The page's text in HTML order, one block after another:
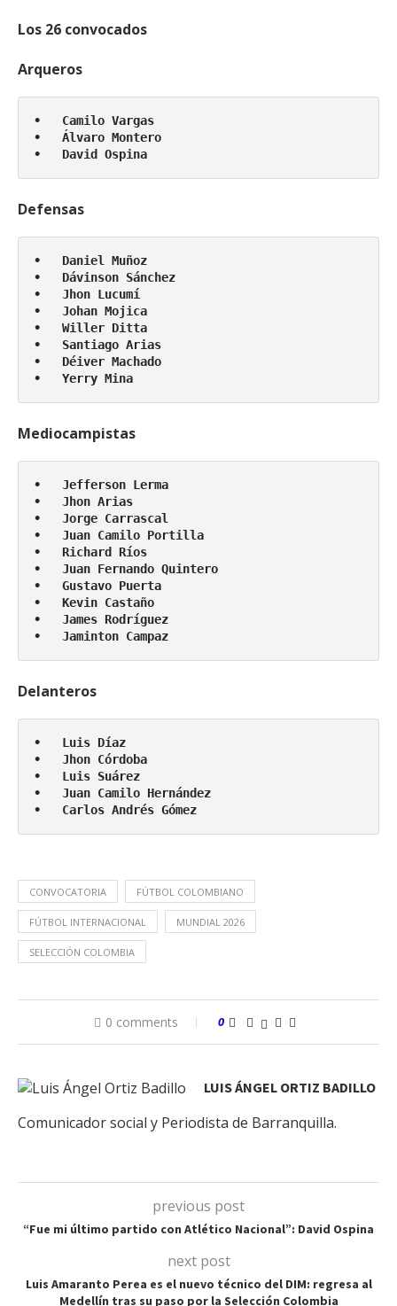
Los 26 convocados
Arqueros
•   Camilo Vargas
•   Álvaro Montero
•   David Ospina
Defensas
•   Daniel Muñoz
•   Dávinson Sánchez
•   Jhon Lucumí
•   Johan Mojica
•   Willer Ditta
•   Santiago Arias
•   Déiver Machado
•   Yerry Mina
Mediocampistas
•   Jefferson Lerma
•   Jhon Arias
•   Jorge Carrascal
•   Juan Camilo Portilla
•   Richard Ríos
•   Juan Fernando Quintero
•   Gustavo Puerta
•   Kevin Castaño
•   James Rodríguez
•   Jaminton Campaz
Delanteros
•   Luis Díaz
•   Jhon Córdoba
•   Luis Suárez
•   Juan Camilo Hernández
•   Carlos Andrés Gómez
CONVOCATORIA FÚTBOL COLOMBIANO
FÚTBOL INTERNACIONAL MUNDIAL 2026
SELECCIÓN COLOMBIA
0 comments 0
LUIS ÁNGEL ORTIZ BADILLO
Comunicador social y Periodista de Barranquilla.
previous post
“Fue mi último partido con Atlético Nacional”: David Ospina
next post
Luis Amaranto Perea es el nuevo técnico del DIM: regresa al
Medellín tras su paso por la Selección Colombia